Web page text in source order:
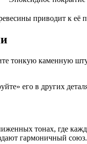
приводит к
тонкую каменную
его в других
тонах, где
гармоничный